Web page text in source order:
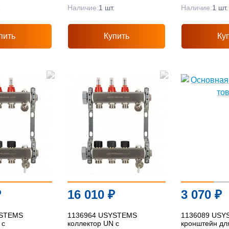
Наличие:1 шт.
Купить
Наличие:1 шт.
с
16 010 ₽
1136964 USYSTEMS
коллектор UN с
3 070 ₽
1136089
кронштейн